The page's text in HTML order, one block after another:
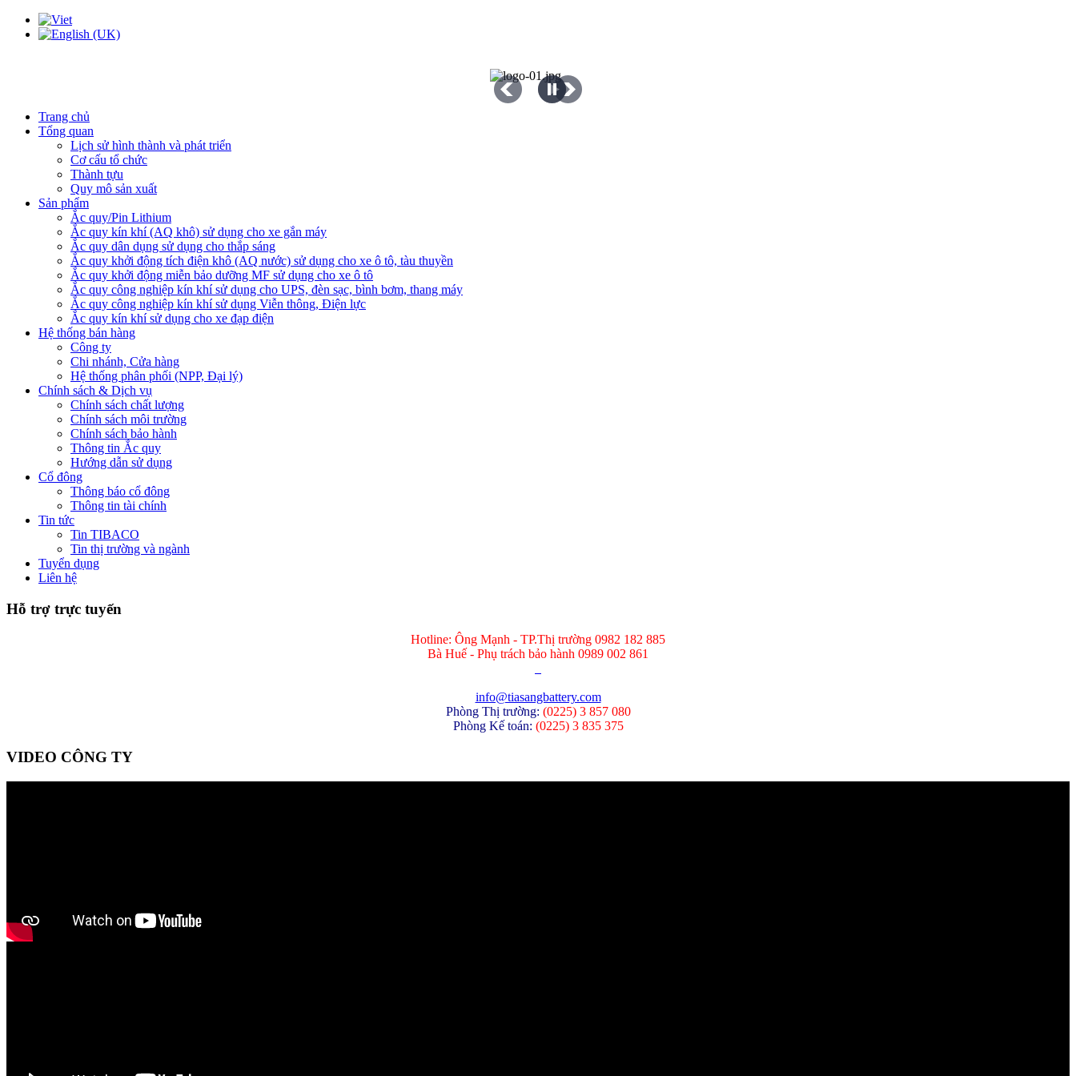
Trang chủ
Tổng quan
Lịch sử hình thành và phát triển
Cơ cấu tổ chức
Thành tựu
Quy mô sản xuất
Sản phẩm
Ắc quy/Pin Lithium
Ắc quy kín khí (AQ khô) sử dụng cho xe gắn máy
Ắc quy dân dụng sử dụng cho thắp sáng
Ắc quy khởi động tích điện khô (AQ nước) sử dụng cho xe ô tô, tàu thuyền
Ắc quy khởi động miễn bảo dưỡng MF sử dụng cho xe ô tô
Ắc quy công nghiệp kín khí sử dụng cho UPS, đèn sạc, bình bơm, thang máy
Ắc quy công nghiệp kín khí sử dụng Viễn thông, Điện lực
Ắc quy kín khí sử dụng cho xe đạp điện
Hệ thống bán hàng
Công ty
Chi nhánh, Cửa hàng
Hệ thống phân phối (NPP, Đại lý)
Chính sách & Dịch vụ
Chính sách chất lượng
Chính sách môi trường
Chính sách bảo hành
Thông tin Ắc quy
Hướng dẫn sử dụng
Cổ đông
Thông báo cổ đông
Thông tin tài chính
Tin tức
Tin TIBACO
Tin thị trường và ngành
Tuyển dụng
Liên hệ
Hỗ trợ trực tuyến
Hotline: Ông Mạnh - TP.Thị trường 0982 182 885
Bà Huế - Phụ trách bảo hành 0989 002 861
info@tiasangbattery.com
Phòng Thị trường: (0225) 3 857 080
Phòng Kế toán: (0225) 3 835 375
VIDEO CÔNG TY